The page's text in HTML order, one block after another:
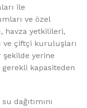
ile
ve özel
havza yetkilileri,
ve çiftçi kuruluşları
yerine
kapasiteden
dağıtımını